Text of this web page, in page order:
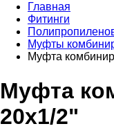
Главная
Фитинги
Муфты
Муфта
Муфта
20х1/2"